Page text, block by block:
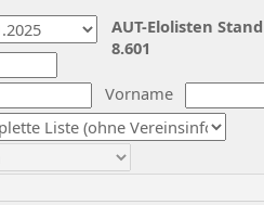
Vorname
AUT-Elolisten
8.601